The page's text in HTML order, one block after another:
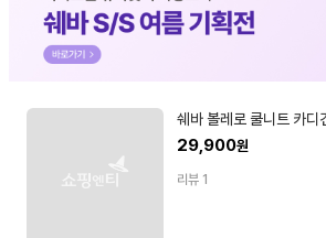
쉐바 볼레로 쿨니트 카디
29,900원
리뷰 1